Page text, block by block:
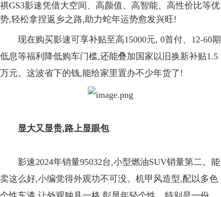
祺GS3影速凭借大空间、高颜值、高智能、高性价比等优
势,轻松拿捏返乡之路,助力蛇年运势愈发兴旺!
现在购买影速可享补贴至高15000元, 0首付、12-60期
低息等福利降低购车门槛,还能叠加国家以旧换新补贴1.5
万元。这波省下的钱,能给家里置办不少年货了!
显大又显贵,路上显眼包
影速2024年销量95032台,小型燃油SUV销量第二。能
卖这么好,小编觉得外观功不可没。机甲风造型,配以多色